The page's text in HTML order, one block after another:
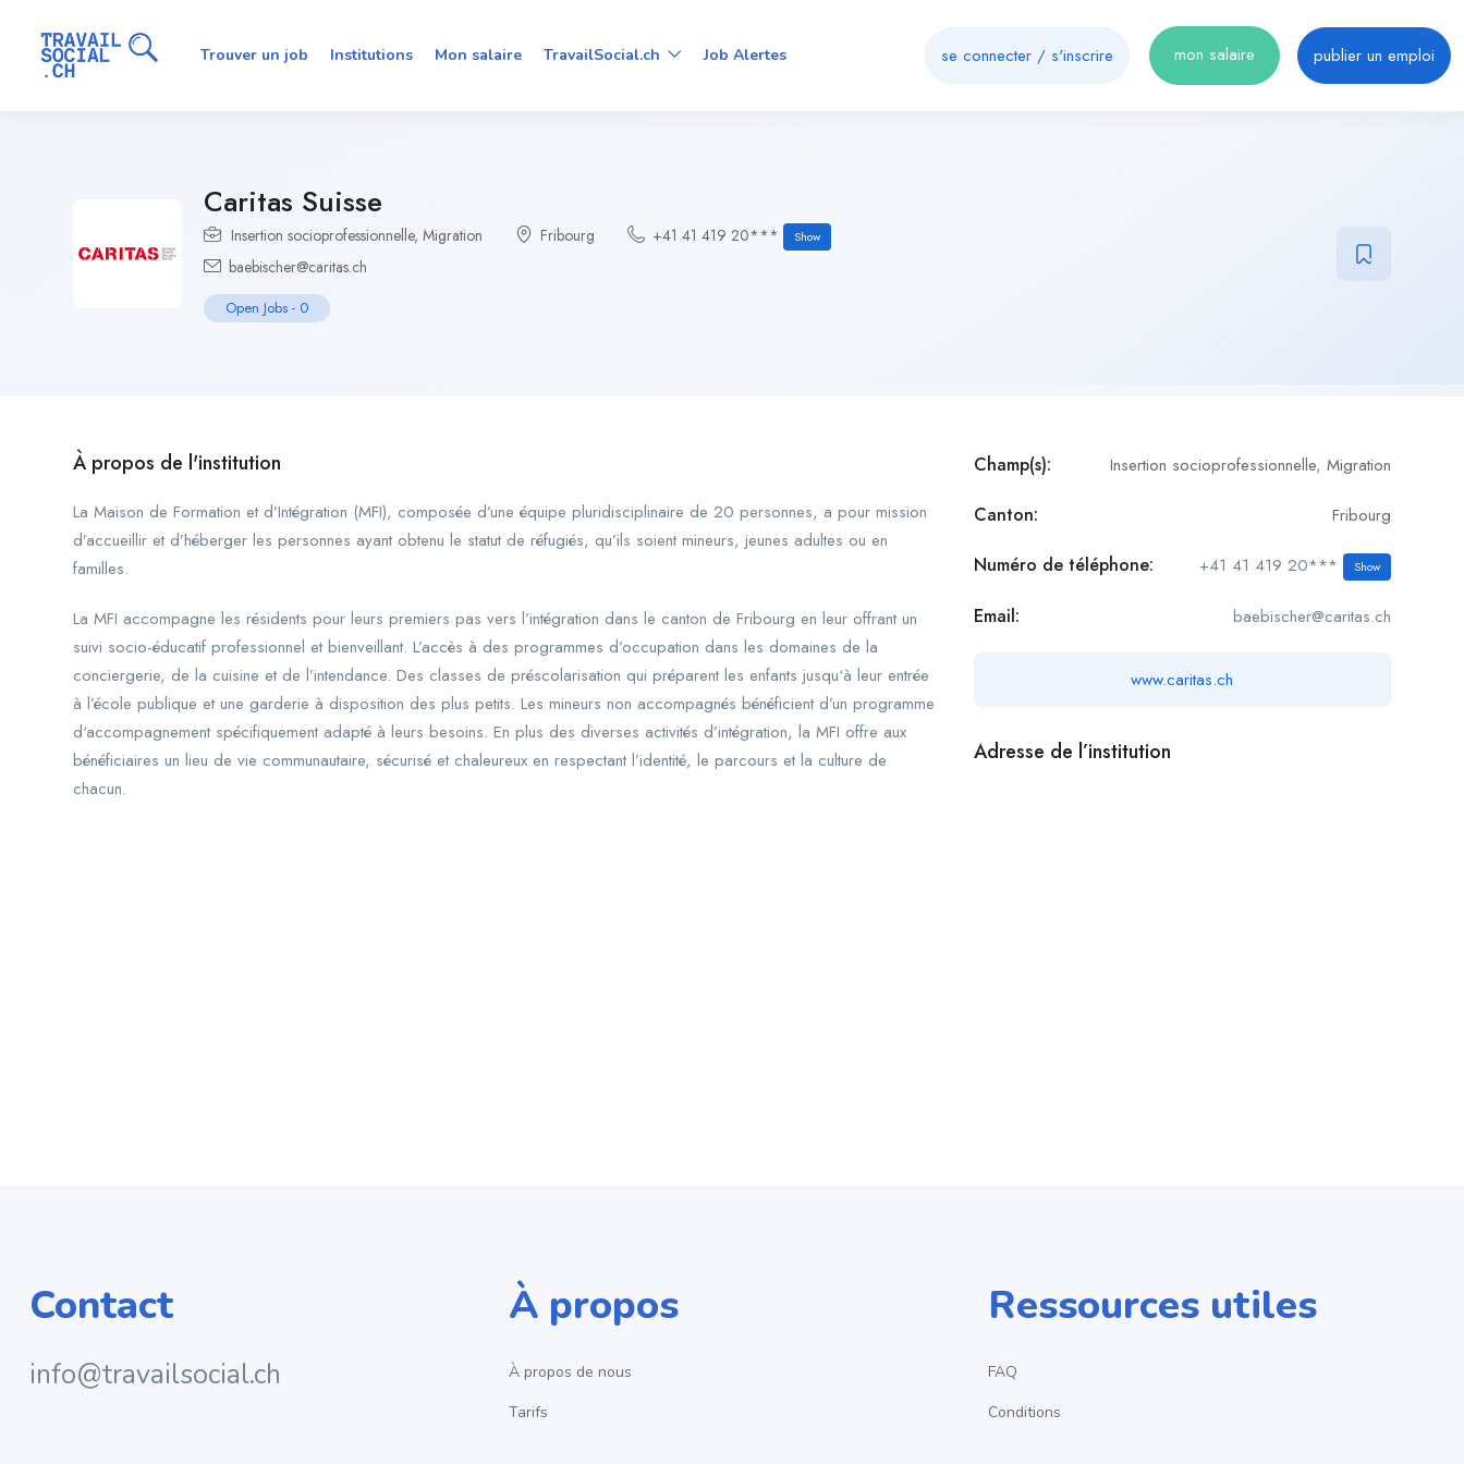
Trouver un job Institutions Mon salaire TravailSocial.ch Job Alertes se connecter / s'inscrire mon salaire publier un emploi
Caritas Suisse
Insertion socioprofessionnelle, Migration Fribourg +41 41 419 20*** Show
baebischer@caritas.ch
Open Jobs - 0
À propos de l'institution
La Maison de Formation et d’Intégration (MFI), composée d’une équipe pluridisciplinaire de 20 personnes, a pour mission
d’accueillir et d’héberger les personnes ayant obtenu le statut de réfugiés, qu’ils soient mineurs, jeunes adultes ou en
familles.
La MFI accompagne les résidents pour leurs premiers pas vers l’intégration dans le canton de Fribourg en leur offrant un
suivi socio-éducatif professionnel et bienveillant. L’accès à des programmes d’occupation dans les domaines de la
conciergerie, de la cuisine et de l’intendance. Des classes de préscolarisation qui préparent les enfants jusqu‘à leur entrée
à l’école publique et une garderie à disposition des plus petits. Les mineurs non accompagnés bénéficient d’un programme
d‘accompagnement spécifiquement adapté à leurs besoins. En plus des diverses activités d’intégration, la MFI offre aux
bénéficiaires un lieu de vie communautaire, sécurisé et chaleureux en respectant l’identité, le parcours et la culture de
chacun.
Champ(s): Insertion socioprofessionnelle, Migration
Canton: Fribourg
Numéro de téléphone: +41 41 419 20*** Show
Email: baebischer@caritas.ch
www.caritas.ch
Adresse de l’institution
Contact
info@travailsocial.ch
À propos
À propos de nous
Tarifs
Ressources utiles
FAQ
Conditions